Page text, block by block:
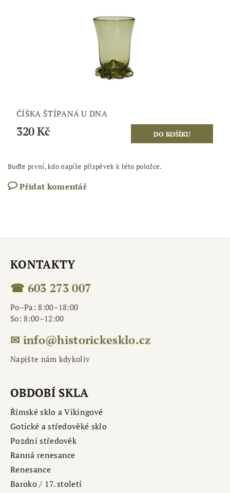
ČÍŠKA ŠTÍPANÁ U DNA
320 Kč
Buďte první, kdo napíše příspěvek k této položce.
Přidat komentář
KONTAKTY
☎ 603 273 007
Po–Pa: 8:00–18:00
So: 8:00–12:00
✉ info@historickesklo.cz
Napište nám kdykoliv
OBDOBÍ SKLA
Římské sklo a Vikingové
Gotické a středověké sklo
Pozdní středověk
Ranná renesance
Renesance
Baroko / 17. století